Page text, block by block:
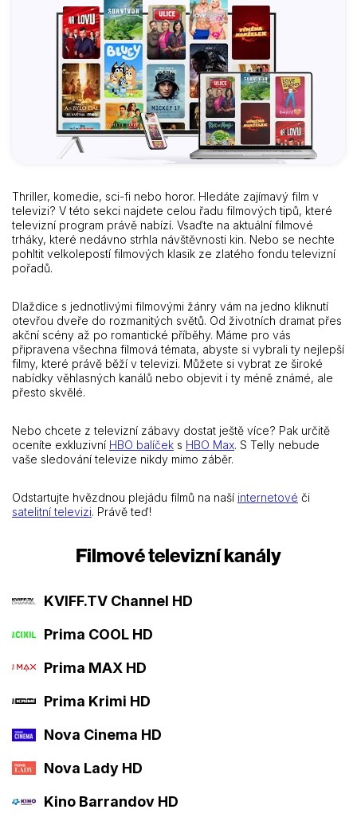
Thriller, komedie, sci-fi nebo horor. Hledáte zajímavý film v
televizi? V této sekci najdete celou řadu filmových tipů, které
televizní program právě nabízí. Vsaďte na aktuální filmové
trháky, které nedávno strhla návštěvnosti kin. Nebo se nechte
pohltit velkolepostí filmových klasik ze zlatého fondu televizní
pořadů.
Dlaždice s jednotlivými filmovými žánry vám na jedno kliknutí
otevřou dveře do rozmanitých světů. Od životních dramat přes
akční scény až po romantické příběhy. Máme pro vás
připravena všechna filmová témata, abyste si vybrali ty nejlepší
filmy, které právě běží v televizi. Můžete si vybrat ze široké
nabídky věhlasných kanálů nebo objevit i ty méně známé, ale
přesto skvělé.
Nebo chcete z televizní zábavy dostat ještě více? Pak určitě
oceníte exkluzivní HBO balíček s HBO Max. S Telly nebude
vaše sledování televize nikdy mimo záběr.
Odstartujte hvězdnou plejádu filmů na naší internetové či
satelitní televizi. Právě teď!
Filmové televizní kanály
KVIFF.TV Channel HD
Prima COOL HD
Prima MAX HD
Prima Krimi HD
Nova Cinema HD
Nova Lady HD
Kino Barrandov HD